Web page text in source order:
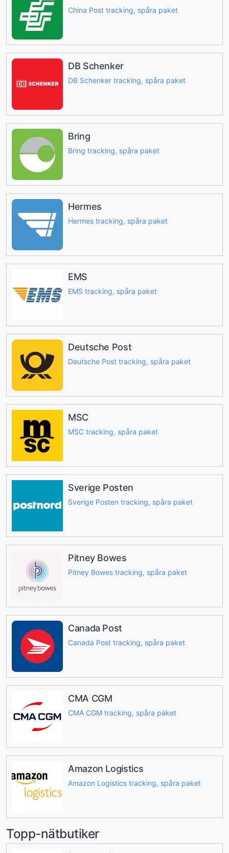
China Post tracking, spåra paket
DB Schenker
DB Schenker tracking, spåra paket
Bring
Bring tracking, spåra paket
Hermes
Hermes tracking, spåra paket
EMS
EMS tracking, spåra paket
Deutsche Post
Deutsche Post tracking, spåra paket
MSC
MSC tracking, spåra paket
Sverige Posten
Sverige Posten tracking, spåra paket
Pitney Bowes
Pitney Bowes tracking, spåra paket
Canada Post
Canada Post tracking, spåra paket
CMA CGM
CMA CGM tracking, spåra paket
Amazon Logistics
Amazon Logistics tracking, spåra paket
Topp-nätbutiker